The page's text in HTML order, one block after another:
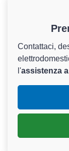
Contattaci,
l'assistenza